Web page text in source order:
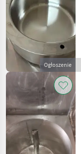
Ogłoszenie